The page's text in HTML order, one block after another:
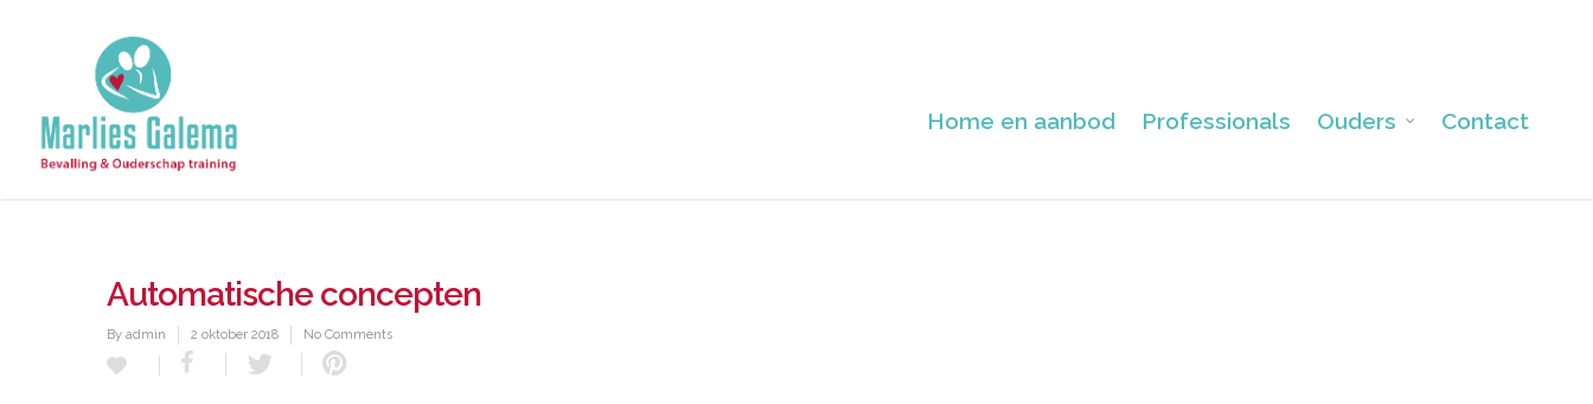
Home en aanbod Professionals Ouders Contact
Automatische concepten
By admin 2 oktober 2018 No Comments